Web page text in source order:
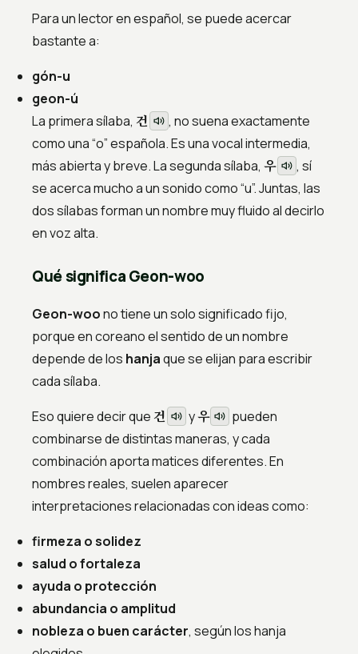
Para un lector en español, se puede acercar
bastante a:
gón-u
geon-ú
La primera sílaba, 건
, no suena exactamente
como una “o” española. Es una vocal intermedia,
más abierta y breve. La segunda sílaba, 우
, sí
se acerca mucho a un sonido como “u”. Juntas, las
dos sílabas forman un nombre muy fluido al decirlo
en voz alta.
Qué significa Geon-woo
Geon-woono tiene un solo significado fijo,
porque en coreano el sentido de un nombre
depende de los hanjaque se elijan para escribir
cada sílaba.
Eso quiere decir que 건 y우
pueden
combinarse de distintas maneras, y cada
combinación aporta matices diferentes. En
nombres reales, suelen aparecer
interpretaciones relacionadas con ideas como:
firmeza o solidez
salud o fortaleza
ayuda o protección
abundancia o amplitud
nobleza o buen carácter, según los hanja